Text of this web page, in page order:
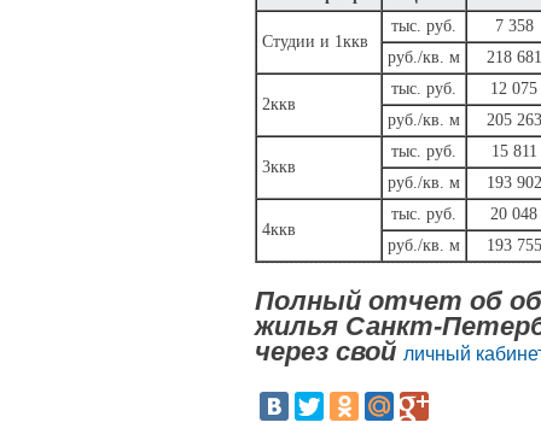
Студии и 1ккв
тыс. руб.
7 358
руб./кв. м
218 681
2ккв
тыс. руб.
12 075
руб./кв. м
205 263
3ккв
тыс. руб.
15 811
руб./кв. м
193 902
4ккв
тыс. руб.
20 048
руб./кв. м
193 755
Полный отчет об
жилья Санкт-
через свой личный